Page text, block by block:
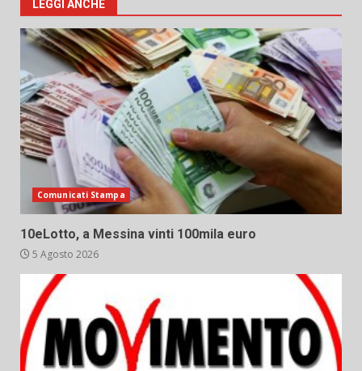
LEGGI ANCHE
Comunicati Stampa
10eLotto, a Messina vinti 100mila euro
5 Agosto 2026